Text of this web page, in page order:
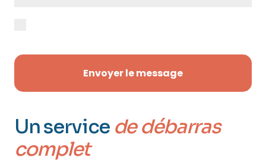
Envoyer le message
Un service de débarras
complet